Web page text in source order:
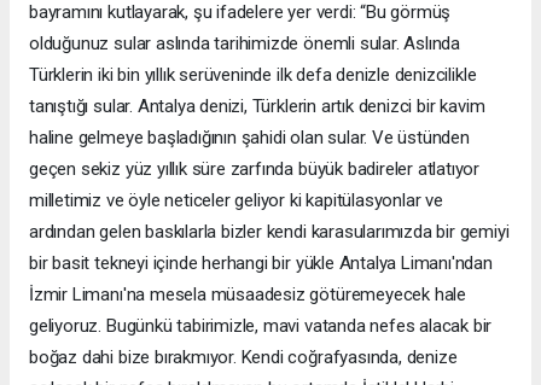
bayramını kutlayarak, şu ifadelere yer verdi: “Bu görmüş
olduğunuz sular aslında tarihimizde önemli sular. Aslında
Türklerin iki bin yıllık serüveninde ilk defa denizle denizcilikle
tanıştığı sular. Antalya denizi, Türklerin artık denizci bir kavim
haline gelmeye başladığının şahidi olan sular. Ve üstünden
geçen sekiz yüz yıllık süre zarfında büyük badireler atlatıyor
milletimiz ve öyle neticeler geliyor ki kapitülasyonlar ve
ardından gelen baskılarla bizler kendi karasularımızda bir gemiyi
bir basit tekneyi içinde herhangi bir yükle Antalya Limanı'ndan
İzmir Limanı'na mesela müsaadesiz götüremeyecek hale
geliyoruz. Bugünkü tabirimizle, mavi vatanda nefes alacak bir
boğaz dahi bize bırakmıyor. Kendi coğrafyasında, denize